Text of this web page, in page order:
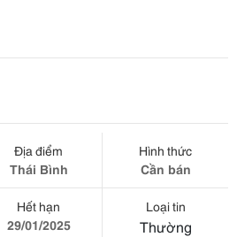
Địa điểm
Thái Bình
Hình thức
Cần bán
Hết hạn
29/01/2025
Loại tin
Thường